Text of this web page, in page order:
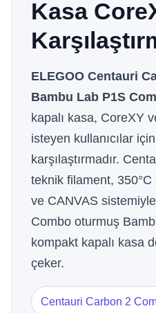
Kasa
ELEGOO Centauri
Bambu Lab P1S
kapalı kasa, CoreXY
isteyen kullanıcılar
karşılaştırmadır.
teknik filament,
ve CANVAS
Combo oturmuş
kompakt kapalı kasa
çeker.
Centauri Carbon 2